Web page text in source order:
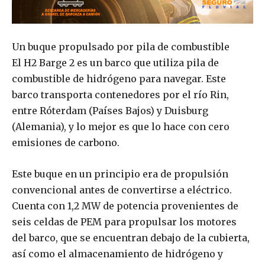
Un buque propulsado por pila de combustible
El H2 Barge 2 es un barco que utiliza pila de
combustible de hidrógeno para navegar. Este
barco transporta contenedores por el río Rin,
entre Róterdam (Países Bajos) y Duisburg
(Alemania), y lo mejor es que lo hace con cero
emisiones de carbono.
Este buque en un principio era de propulsión
convencional antes de convertirse a eléctrico.
Cuenta con 1,2 MW de potencia provenientes de
seis celdas de PEM para propulsar los motores
del barco, que se encuentran debajo de la cubierta,
así como el almacenamiento de hidrógeno y